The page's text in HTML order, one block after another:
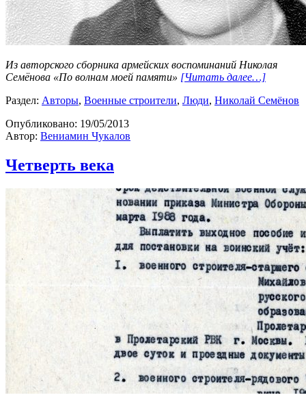
Из авторского сборника армейских воспоминаний Николая
Семёнова «По волнам моей памяти» [Читать далее…]
Раздел: Авторы, Военные строители, Люди, Николай Семёнов
Опубликовано: 19/05/2013
Автор: Вениамин Чукалов
Четверть века